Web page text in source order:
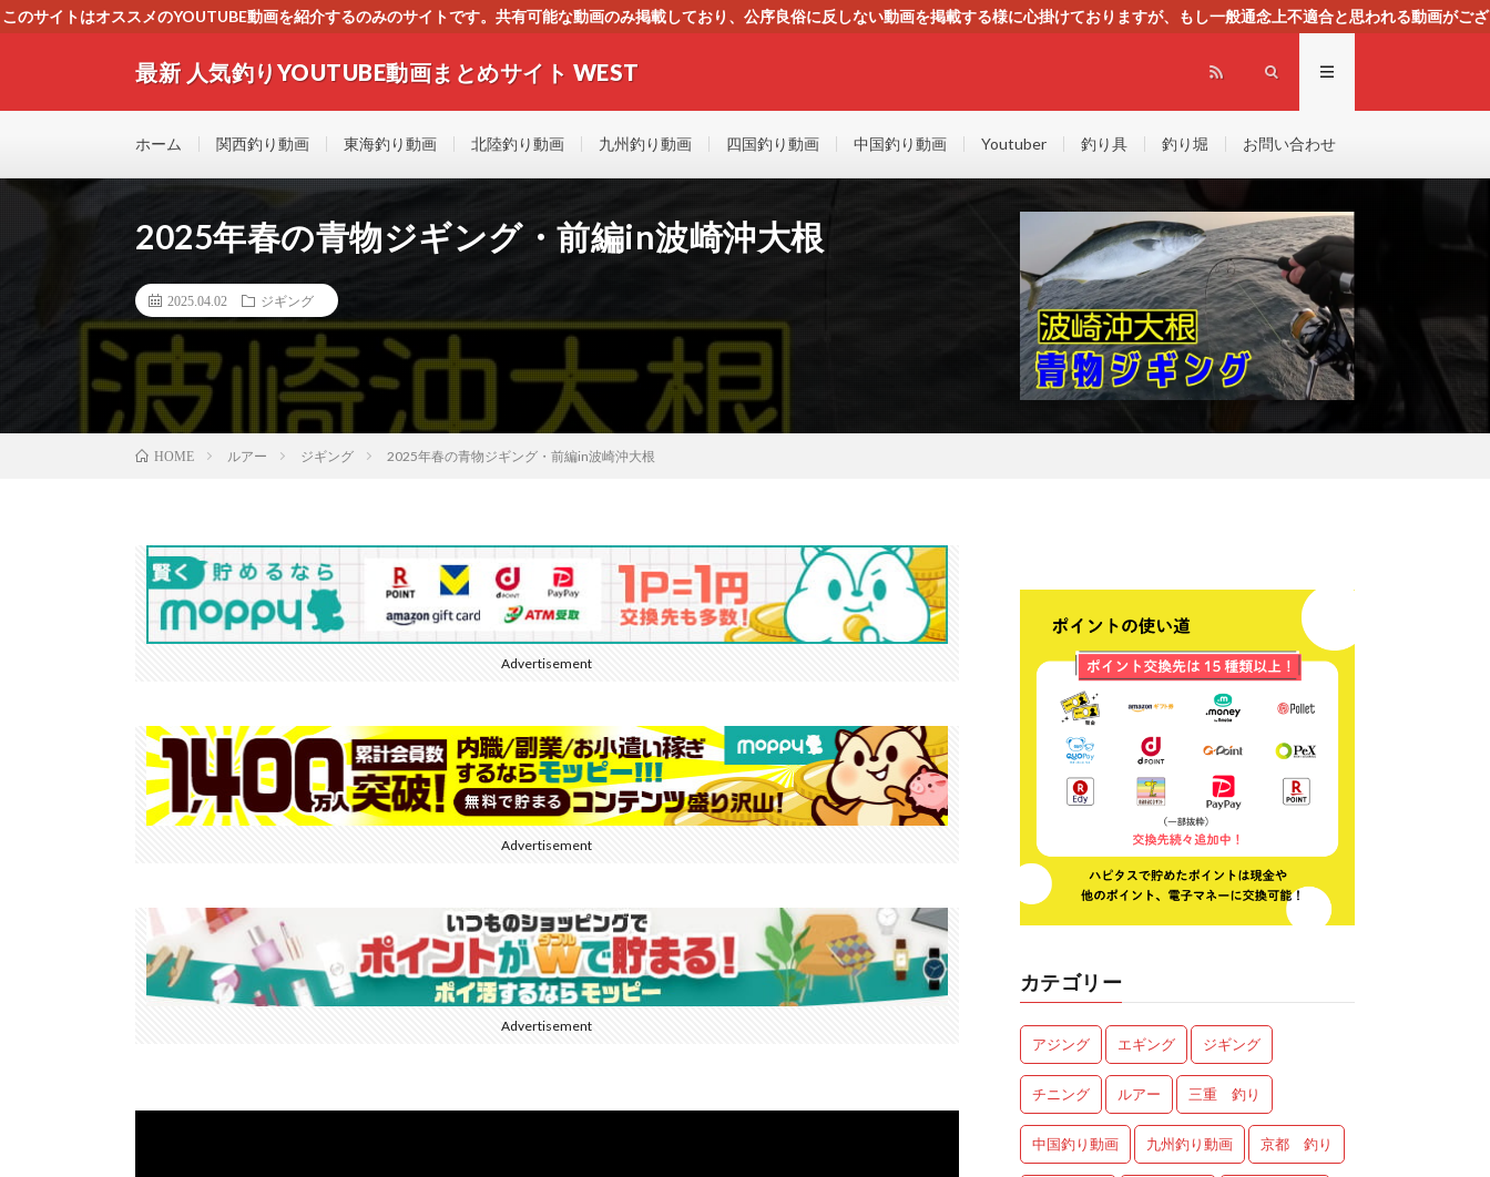
このサイトはオススメのYOUTUBE動画を紹介するのみのサイトです。共有可能な動画のみ掲載しており、公序良俗に反しない動画を掲載する様に心掛けておりますが、もし一般通念上不適合と思われる動画がござ
最新 人気釣りYOUTUBE動画まとめサイト WEST
す！！
ホーム 関西釣り動画 東海釣り動画 北陸釣り動画 九州釣り動画 四国釣り動画 中国釣り動画 Youtuber 釣り具 釣り堀 お問い合わせ
2025年春の青物ジギング・前編in波崎沖大根
2025.04.02 ジギング
HOME ルアー ジギング 2025年春の青物ジギング・前編in波崎沖大根
Advertisement
Advertisement
Advertisement
カテゴリー
アジング エギング ジギング
チニング ルアー 三重 釣り
中国釣り動画 九州釣り動画 京都 釣り